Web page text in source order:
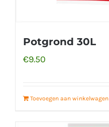
Potgrond 30L
€9.50
Toevoegen aan winkelwagen